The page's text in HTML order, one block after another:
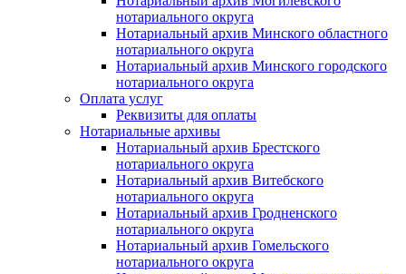
нотариального округа
Нотариальный архив Минского областного
нотариального округа
Нотариальный архив Минского городского
нотариального округа
Оплата услуг
Реквизиты для оплаты
Нотариальные архивы
Нотариальный архив Брестского
нотариального округа
Нотариальный архив Витебского
нотариального округа
Нотариальный архив Гродненского
нотариального округа
Нотариальный архив Гомельского
нотариального округа